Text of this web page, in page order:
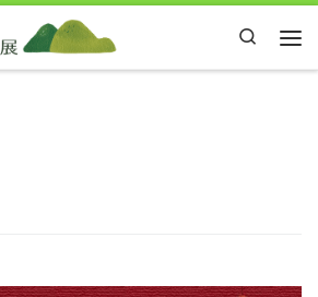
Search